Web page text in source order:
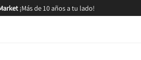
¡Más de 10 años a tu lado!